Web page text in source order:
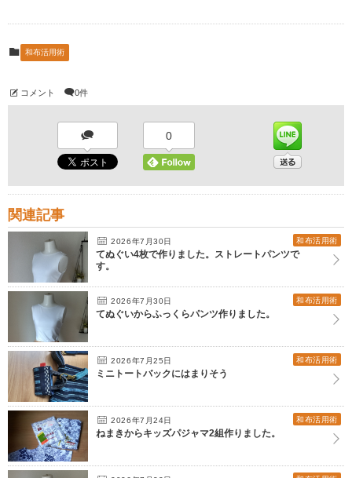
和布活用術
コメント 0件
0
関連記事
2026年7月30日 和布活用術
てぬぐい4枚で作りました。ストレートパンツで
す。
2026年7月30日 和布活用術
てぬぐいからふっくらパンツ作りました。
2026年7月25日 和布活用術
ミニトートバックにはまりそう
2026年7月24日 和布活用術
ねまきからキッズパジャマ2組作りました。